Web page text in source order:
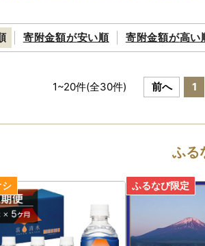
寄附金額が安い順 寄附金額が高い
1~20件(全30件) 前へ 1
ふる